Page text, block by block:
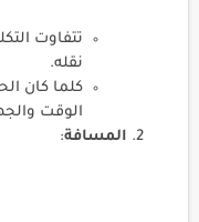
تتفاوت
نقله.
كلما كان
الوقت
المسافة: